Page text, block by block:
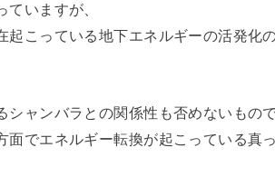
いますが、
起こっている地下エネルギーの活発化
シャンバラとの関係性も否めないもの
面でエネルギー転換が起こっている真